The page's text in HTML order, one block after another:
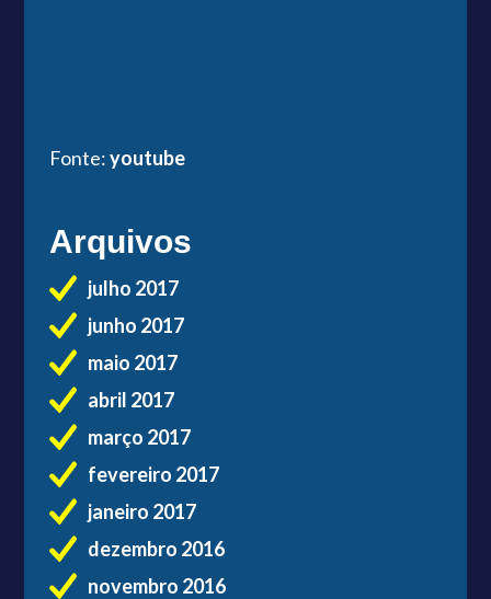
Fonte:youtube
Arquivos
julho 2017
junho 2017
maio 2017
abril 2017
março 2017
fevereiro 2017
janeiro 2017
dezembro 2016
novembro 2016